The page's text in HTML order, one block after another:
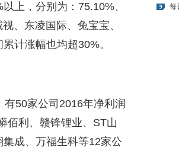
上，分别为：75.10%、
、东凌国际、兔宝宝、
计涨幅也均超30%。
50家公司2016年净利润
佰利、赣锋锂业、ST山
成、万福生科等12家公
9 每